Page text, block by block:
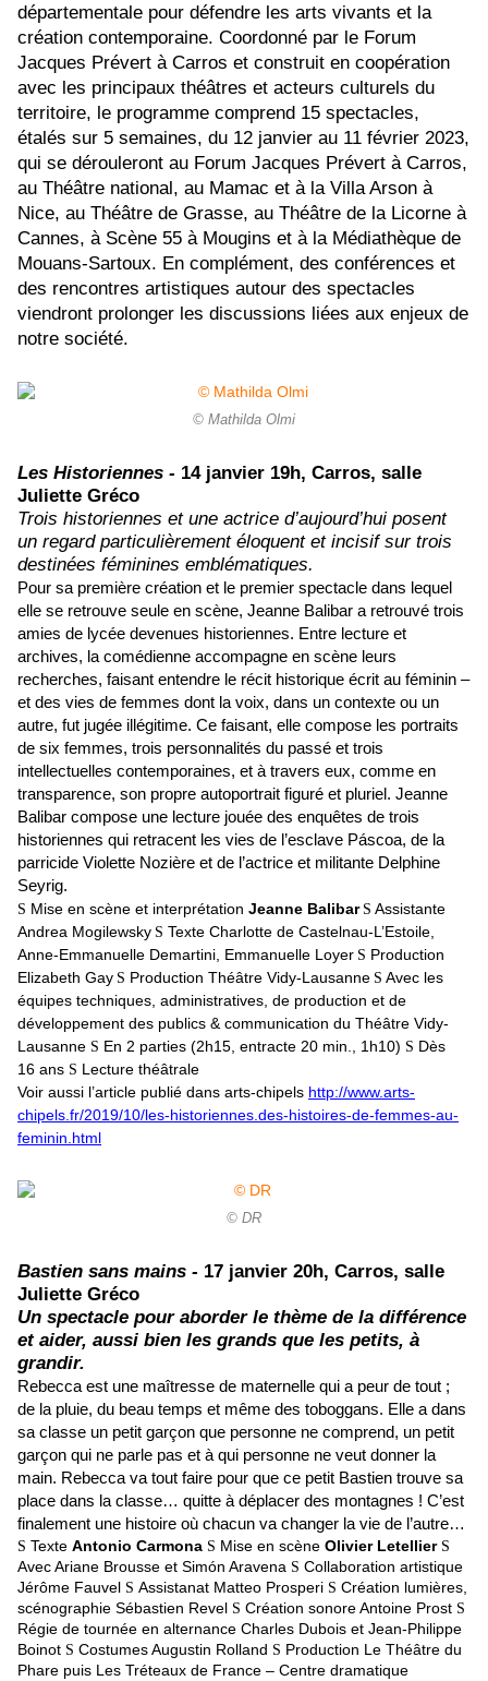
départementale pour défendre les arts vivants et la
création contemporaine. Coordonné par le Forum
Jacques Prévert à Carros et construit en coopération
avec les principaux théâtres et acteurs culturels du
territoire, le programme comprend 15 spectacles,
étalés sur 5 semaines, du 12 janvier au 11 février 2023,
qui se dérouleront au Forum Jacques Prévert à Carros,
au Théâtre national, au Mamac et à la Villa Arson à
Nice, au Théâtre de Grasse, au Théâtre de la Licorne à
Cannes, à Scène 55 à Mougins et à la Médiathèque de
Mouans-Sartoux. En complément, des conférences et
des rencontres artistiques autour des spectacles
viendront prolonger les discussions liées aux enjeux de
notre société.
© Mathilda Olmi
Les Historiennes - 14 janvier 19h, Carros, salle
Juliette Gréco
Trois historiennes et une actrice d’aujourd’hui posent
un regard particulièrement éloquent et incisif sur trois
destinées féminines emblématiques.
Pour sa première création et le premier spectacle dans lequel
elle se retrouve seule en scène, Jeanne Balibar a retrouvé trois
amies de lycée devenues historiennes. Entre lecture et
archives, la comédienne accompagne en scène leurs
recherches, faisant entendre le récit historique écrit au féminin –
et des vies de femmes dont la voix, dans un contexte ou un
autre, fut jugée illégitime. Ce faisant, elle compose les portraits
de six femmes, trois personnalités du passé et trois
intellectuelles contemporaines, et à travers eux, comme en
transparence, son propre autoportrait figuré et pluriel. Jeanne
Balibar compose une lecture jouée des enquêtes de trois
historiennes qui retracent les vies de l’esclave Páscoa, de la
parricide Violette Nozière et de l’actrice et militante Delphine
Seyrig.
S Mise en scène et interprétation Jeanne Balibar S Assistante
Andrea Mogilewsky S Texte Charlotte de Castelnau-L’Estoile,
Anne-Emmanuelle Demartini, Emmanuelle Loyer S Production
Elizabeth Gay S Production Théâtre Vidy-Lausanne S Avec les
équipes techniques, administratives, de production et de
développement des publics & communication du Théâtre Vidy-
Lausanne S En 2 parties (2h15, entracte 20 min., 1h10) S Dès
16 ans S Lecture théâtrale
Voir aussi l’article publié dans arts-chipels http://www.arts-
chipels.fr/2019/10/les-historiennes.des-histoires-de-femmes-au-
feminin.html
© DR
Bastien sans mains - 17 janvier 20h, Carros, salle
Juliette Gréco
Un spectacle pour aborder le thème de la différence
et aider, aussi bien les grands que les petits, à
grandir.
Rebecca est une maîtresse de maternelle qui a peur de tout ;
de la pluie, du beau temps et même des toboggans. Elle a dans
sa classe un petit garçon que personne ne comprend, un petit
garçon qui ne parle pas et à qui personne ne veut donner la
main. Rebecca va tout faire pour que ce petit Bastien trouve sa
place dans la classe… quitte à déplacer des montagnes ! C’est
finalement une histoire où chacun va changer la vie de l’autre…
S Texte Antonio Carmona S Mise en scène Olivier Letellier S
Avec Ariane Brousse et Simón Aravena S Collaboration artistique
Jérôme Fauvel S Assistanat Matteo Prosperi S Création lumières,
scénographie Sébastien Revel S Création sonore Antoine Prost S
Régie de tournée en alternance Charles Dubois et Jean-Philippe
Boinot S Costumes Augustin Rolland S Production Le Théâtre du
Phare puis Les Tréteaux de France – Centre dramatique